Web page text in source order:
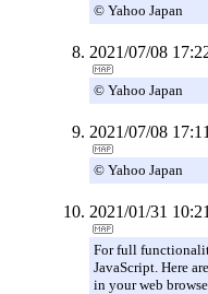
© Yahoo Japan
2021/07/08
© Yahoo Japan
2021/07/08
© Yahoo Japan
2021/01/31
For full
JavaScript. Here
in your web